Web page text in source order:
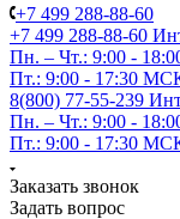
+7 499 288-88-60
+7 499 288-88-60
Пн. – Чт.: 9:00 -
Пт.: 9:00 - 17:30
8(800) 77-55-239
Пн. – Чт.: 9:00 -
Пт.: 9:00 - 17:30
Заказать звонок
Задать вопрос